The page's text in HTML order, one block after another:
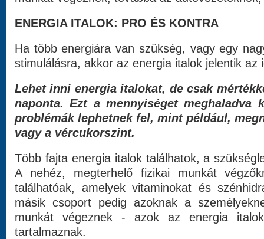
ENERGIA ITALOK: PRO ÉS KONTRA
Ha több energiára van szükség, vagy egy
stimulálásra, akkor az energia italok jelentik az
Lehet inni energia italokat, de csak
naponta. Ezt a mennyiséget meghaladva
problémák lephetnek fel, mint például,
vagy a vércukorszint.
Több fajta energia italok találhatok, a
A nehéz, megterhelő fizikai munkát
találhatóak, amelyek vitaminokat és
másik csoport pedig azoknak a
munkát végeznek - azok az energia
tartalmaznak.